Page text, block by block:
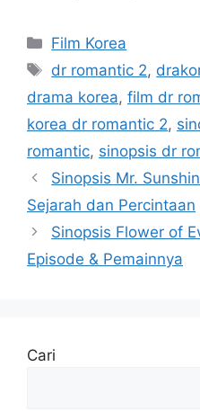
Kategori
Film Korea
Tag
dr romantic 2,
drama korea, film dr
korea dr romantic 2,
romantic, sinopsis dr
Sinopsis Mr.
Sejarah dan Percintaan
Sinopsis Flower of
Episode & Pemainnya
Cari